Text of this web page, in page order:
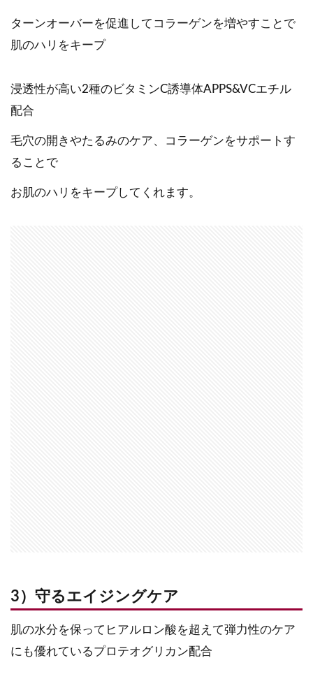
ターンオーバーを促進してコラーゲンを増やすことで
肌のハリをキープ
浸透性が高い2種のビタミンC誘導体APPS&VCエチル
配合
毛穴の開きやたるみのケア、コラーゲンをサポートす
ることで
お肌のハリをキープしてくれます。
3）守るエイジングケア
肌の水分を保ってヒアルロン酸を超えて弾力性のケア
にも優れているプロテオグリカン配合